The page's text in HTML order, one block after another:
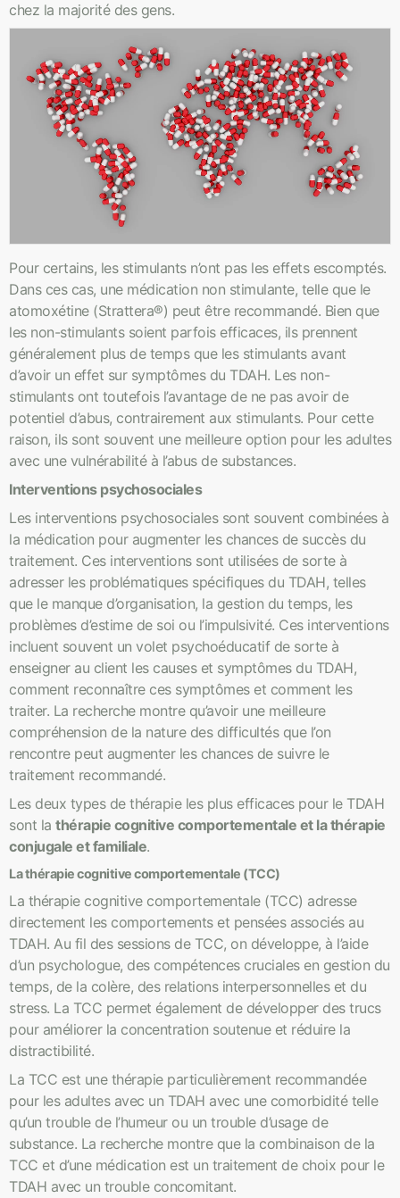
chez la majorité des gens.
Pour certains, les stimulants n’ont pas les effets escomptés.
Dans ces cas, une médication non stimulante, telle que le
atomoxétine (Strattera®) peut être recommandé. Bien que
les non-stimulants soient parfois efficaces, ils prennent
généralement plus de temps que les stimulants avant
d’avoir un effet sur symptômes du TDAH. Les non-
stimulants ont toutefois l’avantage de ne pas avoir de
potentiel d’abus, contrairement aux stimulants. Pour cette
raison, ils sont souvent une meilleure option pour les adultes
avec une vulnérabilité à l’abus de substances.
Interventions psychosociales
Les interventions psychosociales sont souvent combinées à
la médication pour augmenter les chances de succès du
traitement. Ces interventions sont utilisées de sorte à
adresser les problématiques spécifiques du TDAH, telles
que le manque d’organisation, la gestion du temps, les
problèmes d’estime de soi ou l’impulsivité. Ces interventions
incluent souvent un volet psychoéducatif de sorte à
enseigner au client les causes et symptômes du TDAH,
comment reconnaître ces symptômes et comment les
traiter. La recherche montre qu’avoir une meilleure
compréhension de la nature des difficultés que l’on
rencontre peut augmenter les chances de suivre le
traitement recommandé.
Les deux types de thérapie les plus efficaces pour le TDAH
sont la thérapie cognitive comportementale et la thérapie
conjugale et familiale.
La thérapie cognitive comportementale (TCC)
La thérapie cognitive comportementale (TCC) adresse
directement les comportements et pensées associés au
TDAH. Au fil des sessions de TCC, on développe, à l’aide
d’un psychologue, des compétences cruciales en gestion du
temps, de la colère, des relations interpersonnelles et du
stress. La TCC permet également de développer des trucs
pour améliorer la concentration soutenue et réduire la
distractibilité.
La TCC est une thérapie particulièrement recommandée
pour les adultes avec un TDAH avec une comorbidité telle
qu’un trouble de l’humeur ou un trouble d’usage de
substance. La recherche montre que la combinaison de la
TCC et d’une médication est un traitement de choix pour le
TDAH avec un trouble concomitant.